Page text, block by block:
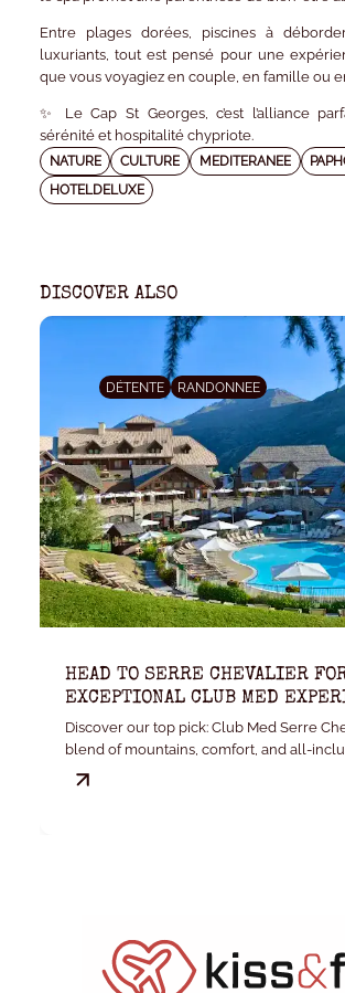
Entre plages dorées, piscines à
luxuriants, tout est pensé pour une
que vous voyagiez en couple, en famille ou
✨ Le Cap St Georges, c’est l’alliance
sérénité et hospitalité chypriote.
NATURE CULTURE MEDITERANEE
HOTELDELUXE
DISCOVER ALSO
DÉTENTE RANDONNEE
HEAD TO SERRE CHEVALIER
EXCEPTIONAL CLUB MED
Discover our top pick: Club Med Serre
blend of mountains, comfort, and all-
convenience.